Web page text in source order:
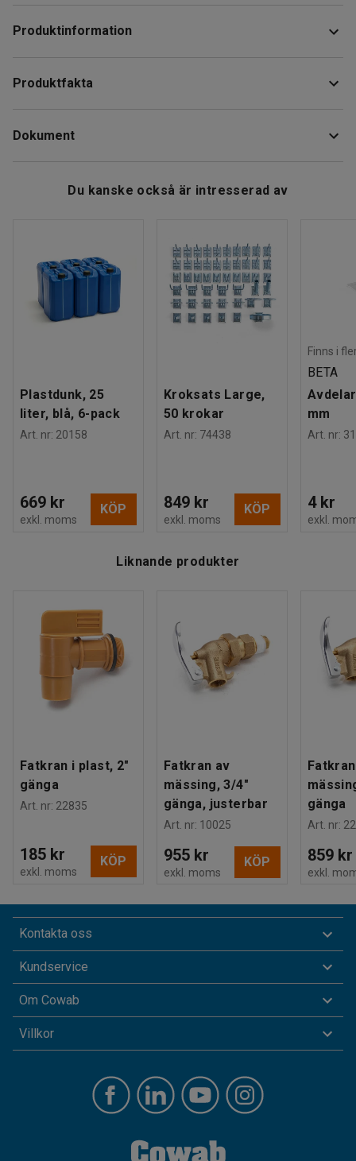
Produktinformation
gänga.
Anpassad för plåt- eller plastfat med adapter.
Produktfakta
Material: Plast
kg
Dokument
Du kanske också är intresserad av
Plastdunk, 25
liter, blå, 6-pack
Art. nr: 20158
669 kr
exkl. moms
KÖP
Kroksats Large,
50 krokar
Art. nr: 74438
849 kr
exkl. moms
KÖP
Finns i
BETA
mm
Art. nr:
4 kr
exkl.
Liknande produkter
Fatkran i plast, 2"
gänga
Art. nr: 22835
185 kr
exkl. moms
KÖP
Fatkran av
mässing, 3/4"
gänga, justerbar
Art. nr: 10025
955 kr
exkl. moms
KÖP
gänga
Art. nr:
859 kr
exkl.
Kontakta oss
Kundservice
Om Cowab
Villkor